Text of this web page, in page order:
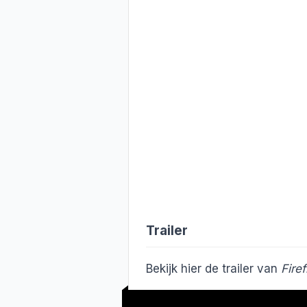
Trailer
Bekijk hier de trailer van